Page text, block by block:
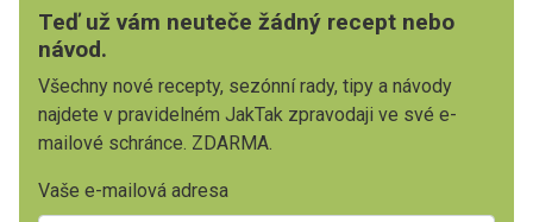
Teď už vám neuteče žádný recept nebo
návod.
Všechny nové recepty, sezónní rady, tipy a návody
najdete v pravidelném JakTak zpravodaji ve své e-
mailové schránce. ZDARMA.
Vaše e-mailová adresa